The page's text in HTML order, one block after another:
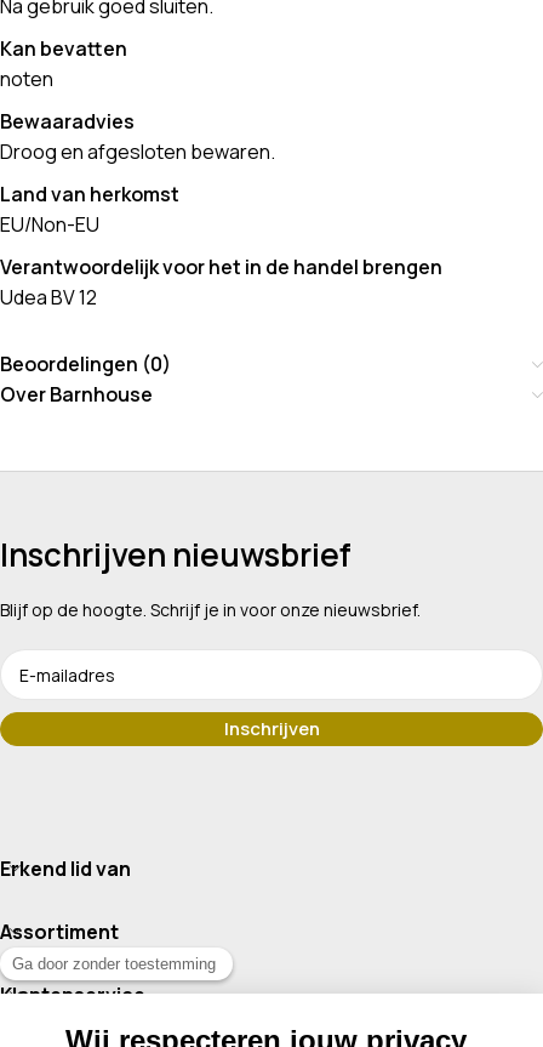
Na gebruik goed sluiten.
Kan bevatten
noten
Bewaaradvies
Droog en afgesloten bewaren.
Land van herkomst
EU/Non-EU
Verantwoordelijk voor het in de handel brengen
Udea BV 12
Beoordelingen (0)
Over Barnhouse
Inschrijven nieuwsbrief
Blijf op de hoogte. Schrijf je in voor onze nieuwsbrief.
Erkend lid van
Assortiment
Klantenservice